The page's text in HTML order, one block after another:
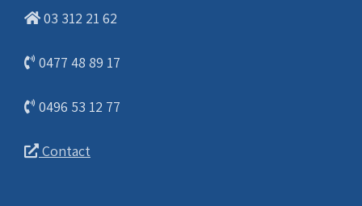
03 312 21 62
0477 48 89 17
0496 53 12 77
Contact